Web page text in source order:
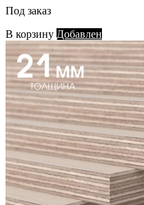
Под заказ
В корзину Добавлен